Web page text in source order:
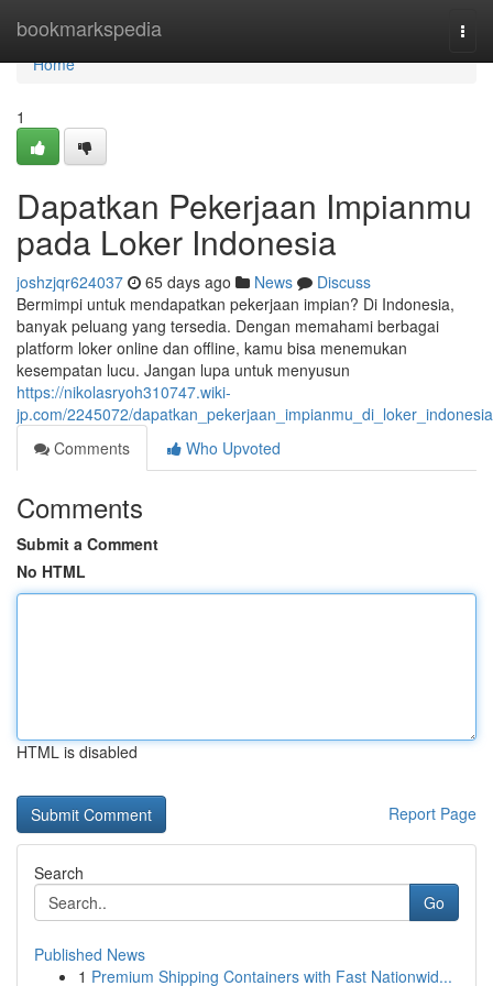
bookmarkspedia
Home
Home
1
Dapatkan Pekerjaan Impianmu
pada Loker Indonesia
joshzjqr624037 65 days ago News
Discuss
Bermimpi untuk mendapatkan pekerjaan impian? Di Indonesia,
banyak peluang yang tersedia. Dengan memahami berbagai
platform loker online dan offline, kamu bisa menemukan
kesempatan lucu. Jangan lupa untuk menyusun
https://nikolasryoh310747.wiki-
jp.com/2245072/dapatkan_pekerjaan_impianmu_di_loker_indonesia
Comments
Who Upvoted
Comments
Submit a Comment
No HTML
HTML is disabled
Report Page
Search
Go
Published News
1 Premium Shipping Containers with Fast Nationwid...